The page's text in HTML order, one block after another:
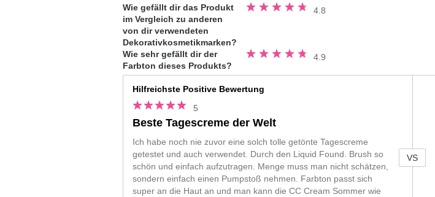
Wie gefällt dir das Produkt
im Vergleich zu anderen
von dir verwendeten
Dekorativkosmetikmarken?
4.8
Bewertung
4.8
Wie sehr gefällt dir der
Farbton dieses Produkts?
4.9
Bewertung
4.9
5
Hilfreichste Positive Bewertung
5
Beste Tagescreme der Welt
Ich habe noch nie zuvor eine solch tolle getönte Tagescreme
getestet und auch verwendet. Durch den Liquid Found. Brush so
schön und einfach aufzutragen. Menge muss man nicht schätzen,
sondern einfach einen Pumpstoß nehmen. Farbton passt sich
super an die Haut an und man kann die CC Cream Sommer wie
VS